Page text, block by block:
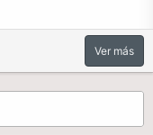
Ver más